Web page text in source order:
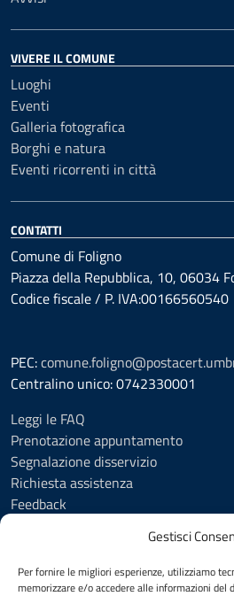
Gestisci
Per fornire le migliori esperienze, utilizziamo
memorizzare e/o accedere alle informazioni del
VIVERE IL COMUNE
Luoghi
Eventi
Galleria fotografica
Borghi e natura
Eventi ricorrenti in città
CONTATTI
Comune di Foligno
Piazza della Repubblica, 10, 06034
Codice fiscale / P. IVA:00166560540
PEC:
Centralino unico: 0742330001
Leggi le FAQ
Prenotazione appuntamento
Segnalazione disservizio
Richiesta assistenza
Feedback
Informativa privacy
Cookie Policy (UE)